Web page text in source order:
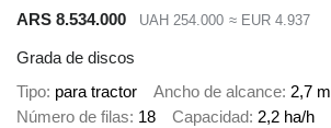
ARS 8.534.000
UAH 254.000 ≈ EUR 4.937
Grada de discos
Tipo para tractor Ancho de alcance 2,7 m
Número de filas 18 Capacidad 2,2 ha/h